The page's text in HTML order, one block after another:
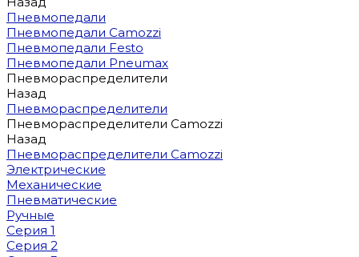
Пневмопедали
Пневмопедали Camozzi
Пневмопедали Festo
Пневмопедали Pneumax
Пневмораспределители
Назад
Пневмораспределители
Пневмораспределители Camozzi
Назад
Пневмораспределители Camozzi
Электрические
Механические
Пневматические
Ручные
Серия 1
Серия 2